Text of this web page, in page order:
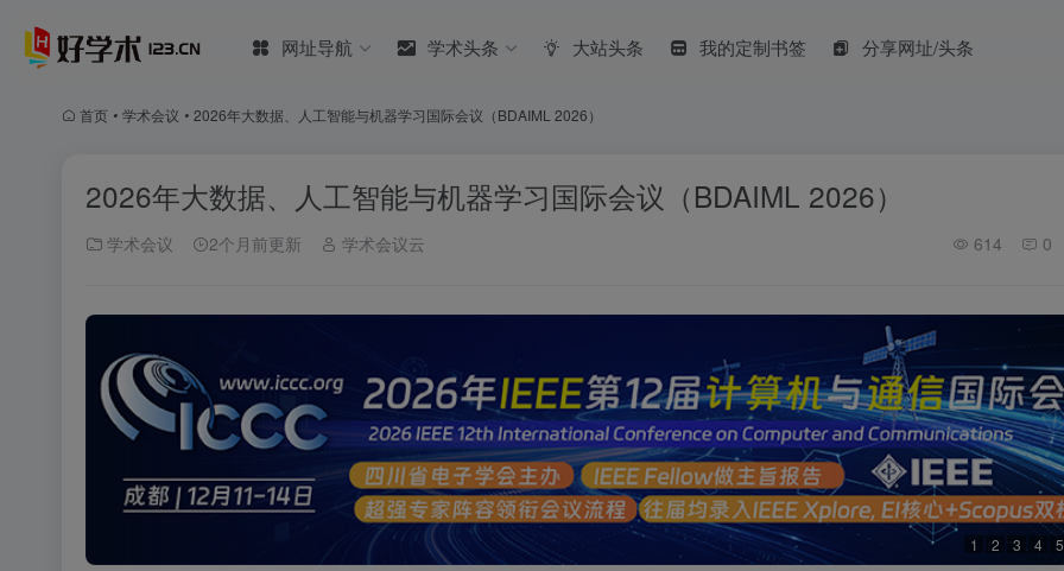
网址导航 学术头条 大站头条 我的定制书签 分享网址/头条
首页 • 学术会议 • 2026年大数据、人工智能与机器学习国际会议（BDAIML 2026）
2026年大数据、人工智能与机器学习国际会议（BDAIML 2026）
学术会议 2个月前更新 学术会议云 614 0
1 2 3 4 5